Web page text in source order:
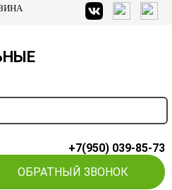
+7(950) 039-85-73
ОБРАТНЫЙ ЗВОНОК